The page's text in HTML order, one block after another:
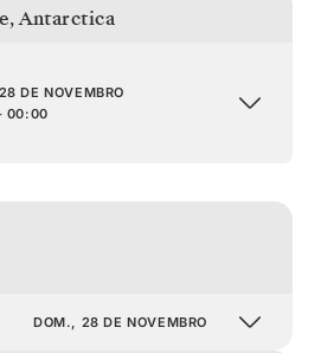
,Antarctica
DE NOVEMBRO
00:00
DOM., 28 DE NOVEMBRO